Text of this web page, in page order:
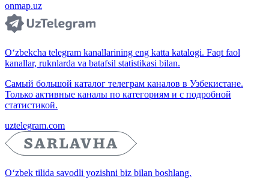
onmap.uz
O‘zbekcha telegram kanallarining eng katta katalogi. Faqt faol
kanallar, ruknlarda va batafsil statistikasi bilan.
Самый большой каталог телеграм каналов в Узбекистане.
Только активные каналы по категориям и с подробной
статистикой.
uztelegram.com
O‘zbek tilida savodli yozishni biz bilan boshlang.